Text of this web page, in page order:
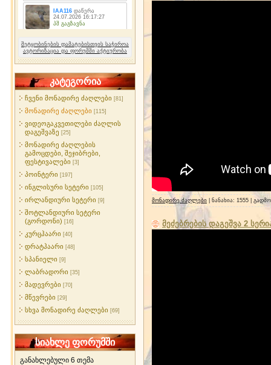
შეტყობინების დამატებისთვის საჭიროა
ავტორიზაცია და ფორუმში აქტიურობა
კატეგორია
ჩვენი მონადირე ძაღლები [81]
მონადირე ძაღლები [115]
ვიდეოგაკვეთილები ძაღლის
დაგეშვაზე [25]
მონადირე ძაღლების
გამოცდები, შეჯიბრები,
ფესტივალები [3]
პოინტერი [197]
ინგლისური სეტერი [105]
ირლანდიური სეტერი [9]
შოტლანდიური სეტერი
(გორდონი) [16]
კურცჰაარი [40]
დრატჰაარი [48]
სპანიელი [9]
ლაბრადორი [35]
მადევრები [70]
მწევრები [29]
სხვა მონადირე ძაღლები [69]
სიახლე ფორუმში
განახლებული 6 თემა
მონადირე ძაღლები | ნანახია: 1555 |
მეძებრების დაგეშვა 2